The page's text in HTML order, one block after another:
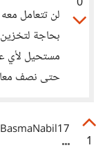
لن تتعامل
بحاجة
مستحيل لأي
حتى نصف
1
BasmaNabil17